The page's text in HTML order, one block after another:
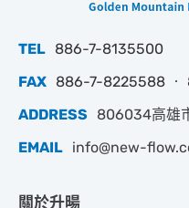
TEL 886-7-8135500
FAX 886-7-8225588 ‧
ADDRESS
806034高雄
EMAIL info@new-
關於升暘